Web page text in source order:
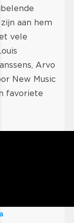
aan hem
vele
Arvo
New Music
favoriete